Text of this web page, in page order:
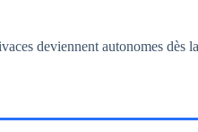
deviennent autonomes dès